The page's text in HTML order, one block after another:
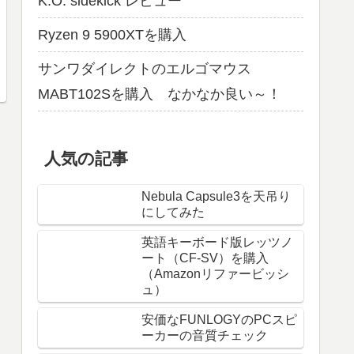
Ryzen 9 5900XTを購入
サンワダイレクトのエルゴマウス
MABT102Sを購入 なかなか良い～！
人気の記事
Nebula Capsule3を天吊り
にしてみた
英語キーボード版レッツノ
ート（CF-SV）を購入
（Amazonリファービッシ
ュ）
安価なFUNLOGYのPCスピ
ーカーの音質チェック